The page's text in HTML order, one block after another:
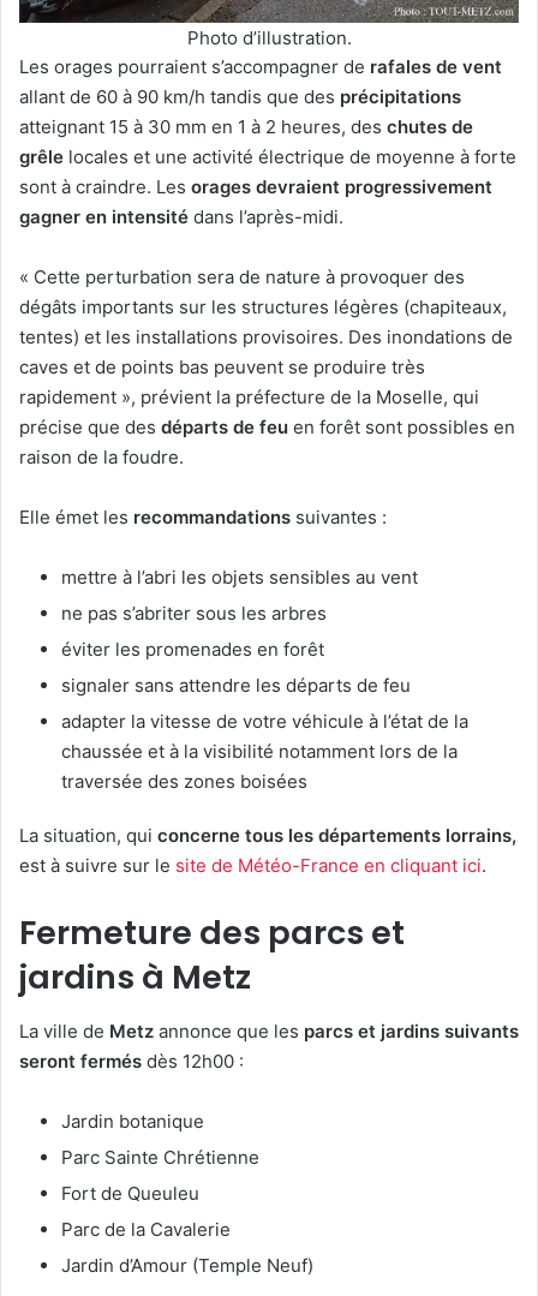
Photo d’illustration.
Les orages pourraient s’accompagner de rafales de vent
allant de 60 à 90 km/h tandis que des précipitations
atteignant 15 à 30 mm en 1 à 2 heures, des chutes de
grêle locales et une activité électrique de moyenne à forte
sont à craindre. Les orages devraient progressivement
gagner en intensité dans l’après-midi.
« Cette perturbation sera de nature à provoquer des
dégâts importants sur les structures légères (chapiteaux,
tentes) et les installations provisoires. Des inondations de
caves et de points bas peuvent se produire très
rapidement », prévient la préfecture de la Moselle, qui
précise que des départs de feu en forêt sont possibles en
raison de la foudre.
Elle émet les recommandations suivantes :
mettre à l’abri les objets sensibles au vent
ne pas s’abriter sous les arbres
éviter les promenades en forêt
signaler sans attendre les départs de feu
adapter la vitesse de votre véhicule à l’état de la
chaussée et à la visibilité notamment lors de la
traversée des zones boisées
La situation, qui concerne tous les départements lorrains,
est à suivre sur le site de Météo-France en cliquant ici.
Fermeture des parcs et
jardins à Metz
La ville de Metz annonce que les parcs et jardins suivants
seront fermés dès 12h00 :
Jardin botanique
Parc Sainte Chrétienne
Fort de Queuleu
Parc de la Cavalerie
Jardin d’Amour (Temple Neuf)